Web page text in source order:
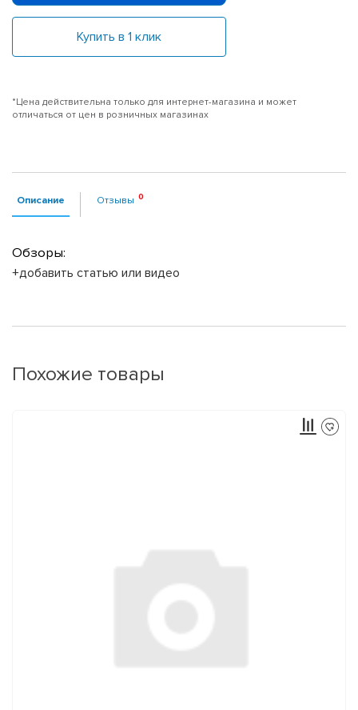
Купить в 1 клик
*Цена действительна только для интернет-магазина и может
отличаться от цен в розничных магазинах
Описание Отзывы
Обзоры:
+добавить статью или видео
Похожие товары